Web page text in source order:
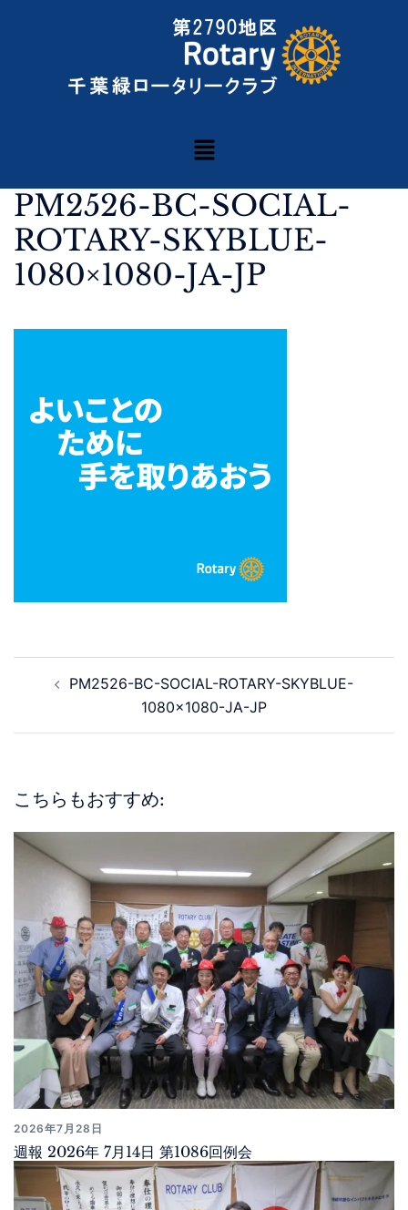
PM2526-BC-SOCIAL-
ROTARY-SKYBLUE-
1080×1080-JA-JP
PM2526-BC-SOCIAL-ROTARY-SKYBLUE-
1080×1080-JA-JP
こちらもおすすめ:
2026年7月28日
週報 2026年 7月14日 第1086回例会